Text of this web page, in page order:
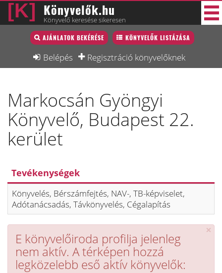
Könyvelők.hu
Könyvelő keresése sikeresen
AJÁNLATOK BEKÉRÉSE KÖNYVELŐK LISTÁZÁSA
Belépés Regisztráció könyvelőknek
Könyvelő lista
Könyvelési munkák
Interjú
Blog
Állás
Markocsán Gyöngyi
Könyvelő, Budapest 22.
kerület
Tevékenységek
Könyvelés, Bérszámfejtés, NAV-, TB-képviselet,
Adótanácsadás, Távkönyvelés, Cégalapítás
×
E könyvelőiroda profilja jelenleg
nem aktív. A térképen hozzá
legközelebb eső aktív könyvelők: